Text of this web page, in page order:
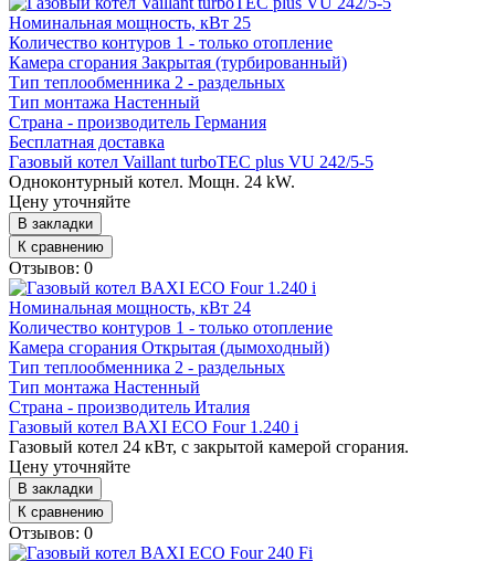
Номинальная мощность, кВт 25
Количество контуров 1 - только отопление
Камера сгорания Закрытая (турбированный)
Тип теплообменника 2 - раздельных
Тип монтажа Настенный
Страна - производитель Германия
Бесплатная доставка
Газовый котел Vaillant turboTEC plus VU 242/5-5
Одноконтурный котел. Мощн. 24 kW.
Цену уточняйте
В закладки
К сравнению
Отзывов: 0
Номинальная мощность, кВт 24
Количество контуров 1 - только отопление
Камера сгорания Открытая (дымоходный)
Тип теплообменника 2 - раздельных
Тип монтажа Настенный
Страна - производитель Италия
Газовый котел BAXI ECO Four 1.240 i
Газовый котел 24 кВт, с закрытой камерой сгорания.
Цену уточняйте
В закладки
К сравнению
Отзывов: 0